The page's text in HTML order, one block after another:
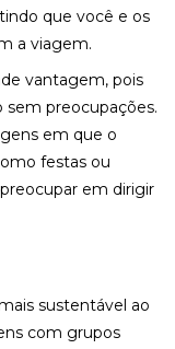
que você e os
a viagem.
vantagem, pois
preocupações.
em que o
festas ou
em dirigir
sustentável ao
com grupos